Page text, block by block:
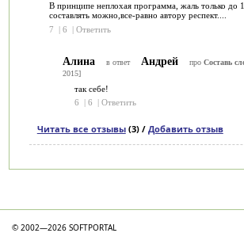
В принципе неплохая программа, жаль только до
составлять можно,все-равно автору респект....
7
| 6 | Ответить
Алина в ответ Андрей про Составь
2015]
так себе!
6
6 Ответить
Читать все отзывы(3) / Добавить отзыв
© 2002—2026 SOFTPORTAL